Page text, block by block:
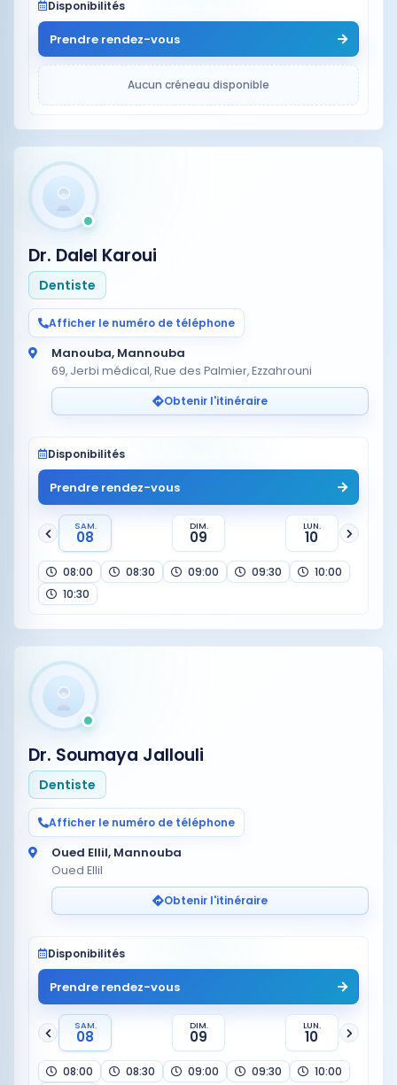
Disponibilités
Prendre rendez-vous
Aucun créneau disponible
Dr. Dalel Karoui
Dentiste
Afficher le numéro de téléphone
Manouba, Mannouba
69, Jerbi médical, Rue des Palmier, Ezzahrouni
Obtenir l'itinéraire
Disponibilités
Prendre rendez-vous
SAM.
08
DIM.
09
LUN.
10
08:00 08:30 09:00 09:30
10:00
10:30
Dr. Soumaya Jallouli
Dentiste
Afficher le numéro de téléphone
Oued Ellil, Mannouba
Oued Ellil
Obtenir l'itinéraire
Disponibilités
Prendre rendez-vous
SAM.
08
DIM.
09
LUN.
10
08:00 08:30 09:00 09:30
10:00